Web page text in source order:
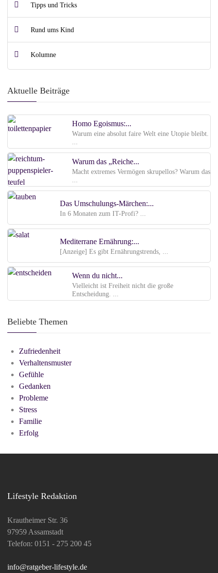
Tipps und Tricks
Rund ums Kind
Kolumne
Aktuelle Beiträge
Homo Egoismus:...
Warum eine absolut faire Welt eine Utopie bleibt.
...
Warum das „Reiche...
Macht extremes Vermögen skrupellos? Warum das
...
Das Umschulungs-Märchen:...
In 6 Monaten zum IT-Profi? ...
Mediterrane Ernährung:...
[Anzeige] Es gibt Ernährungstrends, ...
Wenn du nicht...
Vielleicht ist Freiheit nicht die große
Entscheidung. ...
Beliebte Themen
Zufriedenheit
Verhaltensmuster
Gefühle
Gedanken
Probleme
Stress
Familie
Erfolg
Lifestyle Redaktion
Krautheimer Str. 36
97959 Assamstadt
Telefon: 0151 - 275 200 45
info@ratgeber-lifestyle.de